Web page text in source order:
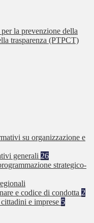
la prevenzione della
trasparenza (PTPCT)
su organizzazione e
generali 26
strategico-
e codice di condotta 2
e imprese 5